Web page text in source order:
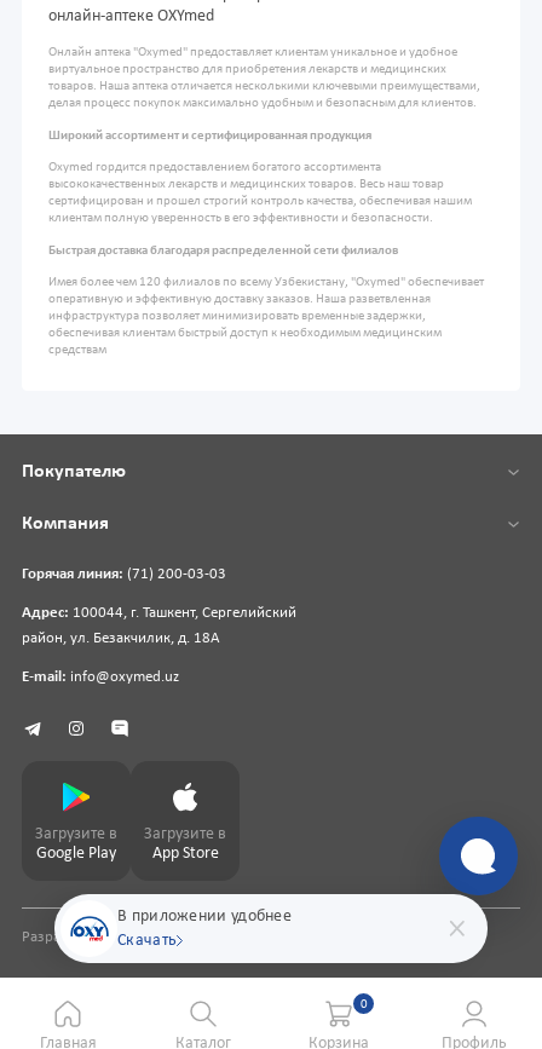
онлайн-аптеке OXYmed
Онлайн аптека "Oxymed" предоставляет клиентам уникальное и удобное
виртуальное пространство для приобретения лекарств и медицинских
товаров. Наша аптека отличается несколькими ключевыми преимуществами,
делая процесс покупок максимально удобным и безопасным для клиентов.
Широкий ассортимент и сертифицированная продукция
Oxymed гордится предоставлением богатого ассортимента
высококачественных лекарств и медицинских товаров. Весь наш товар
сертифицирован и прошел строгий контроль качества, обеспечивая нашим
клиентам полную уверенность в его эффективности и безопасности.
Быстрая доставка благодаря распределенной сети филиалов
Имея более чем 120 филиалов по всему Узбекистану, "Oxymed" обеспечивает
оперативную и эффективную доставку заказов. Наша разветвленная
инфраструктура позволяет минимизировать временные задержки,
обеспечивая клиентам быстрый доступ к необходимым медицинским
средствам
В приложении удобнее
Скачать
Горячая линия: (71) 200-03-03
Адрес: 100044, г. Ташкент, Сергелийский
район, ул. Безакчилик, д. 18А
E-mail: info@oxymed.uz
Покупателю
Компания
Загрузите в
Google Play
Загрузите в
App Store
Разработка сайтаpharmit.uz
Главная Каталог
0
Корзина Профиль